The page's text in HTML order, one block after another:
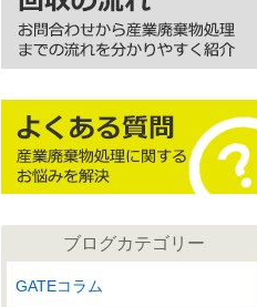
ブログカテゴリー
GATEコラム